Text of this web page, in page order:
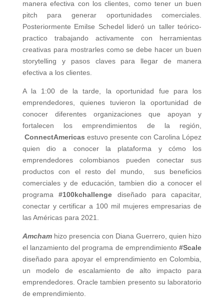
manera efectiva con los clientes, como tener un buen
pitch para generar oportunidades comerciales.
Posteriormente Emilse Schedel lideró un taller teórico-
practico trabajando activamente con herramientas
creativas para mostrarles como se debe hacer un buen
storytelling y pasos claves para llegar de manera
efectiva a los clientes.
A la 1:00 de la tarde, la oportunidad fue para los
emprendedores, quienes tuvieron la oportunidad de
conocer diferentes organizaciones que apoyan y
fortalecen los emprendimientos de la región,
ConnectAmericas estuvo presente con Carolina López
quien dio a conocer la plataforma y cómo los
emprendedores colombianos pueden conectar sus
productos con el resto del mundo, sus beneficios
comerciales y de educación, tambien dio a conocer el
programa#100kchallenge diseñado para capacitar,
conectar y certificar a 100 mil mujeres empresarias de
las Américas para 2021.
Amchamhizo presencia con Diana Guerrero, quien hizo
el lanzamiento del programa de emprendimiento#Scale
diseñado para apoyar el emprendimiento en Colombia,
un modelo de escalamiento de alto impacto para
emprendedores. Oracle tambien presento su laboratorio
de emprendimiento.